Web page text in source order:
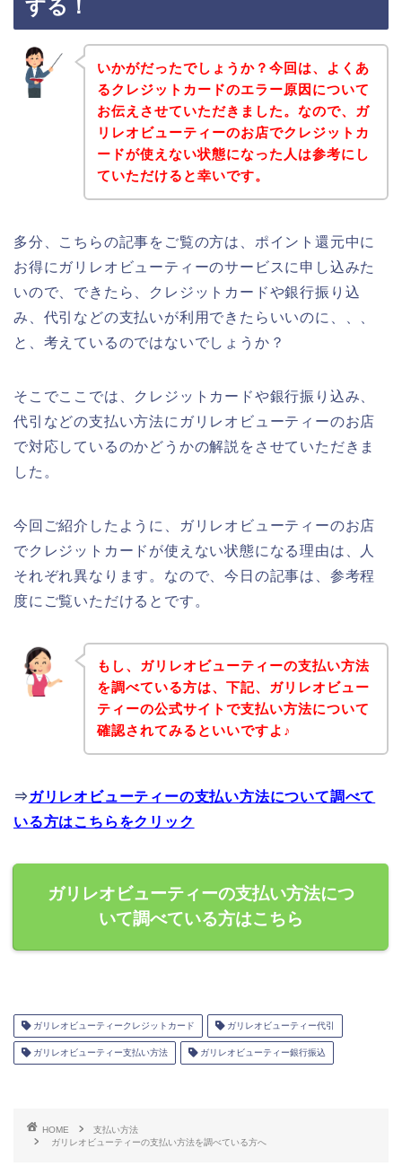
する！
いかがだったでしょうか？今回は、よくあ
るクレジットカードのエラー原因について
お伝えさせていただきました。なので、ガ
リレオビューティーのお店でクレジットカ
ードが使えない状態になった人は参考にし
ていただけると幸いです。
多分、こちらの記事をご覧の方は、ポイント還元中に
お得にガリレオビューティーのサービスに申し込みた
いので、できたら、クレジットカードや銀行振り込
み、代引などの支払いが利用できたらいいのに、、、
と、考えているのではないでしょうか？
そこでここでは、クレジットカードや銀行振り込み、
代引などの支払い方法にガリレオビューティーのお店
で対応しているのかどうかの解説をさせていただきま
した。
今回ご紹介したように、ガリレオビューティーのお店
でクレジットカードが使えない状態になる理由は、人
それぞれ異なります。なので、今日の記事は、参考程
度にご覧いただけるとです。
もし、ガリレオビューティーの支払い方法
を調べている方は、下記、ガリレオビュー
ティーの公式サイトで支払い方法について
確認されてみるといいですよ♪
⇒ ガリレオビューティーの支払い方法について調べて
いる方はこちらをクリック
ガリレオビューティーの支払い方法につ
いて調べている方はこちら
ガリレオビューティークレジットカード ガリレオビューティー代引
ガリレオビューティー支払い方法 ガリレオビューティー銀行振込
HOME
支払い方法
ガリレオビューティーの支払い方法を調べている方へ